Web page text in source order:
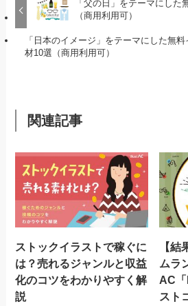
「父の日」をテーマにした
（商用利用可）
「日本のイメージ」をテーマにした無
材10選（商用利用可）
関連記事
ストックイラストで稼ぐに
は？売れるジャンルと収益
化のコツをわかりやすく解
説
【
ムラ
AC
スト